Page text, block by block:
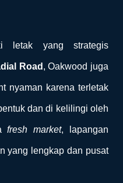
letak yang strategis
Road , Oakwood juga
nyaman karena terletak
dan di kelilingi oleh
fresh market, lapangan
yang lengkap dan pusat